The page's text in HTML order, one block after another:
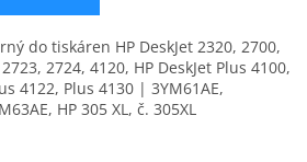
do tiskáren HP DeskJet 2320, 2700,
2724, 4120, HP DeskJet Plus 4100,
4122, Plus 4130 | 3YM61AE,
HP 305 XL, č. 305XL